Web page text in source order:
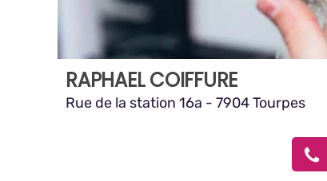
RAPHAEL COIFFURE
Rue de la station 16a - 7904 Tourpes